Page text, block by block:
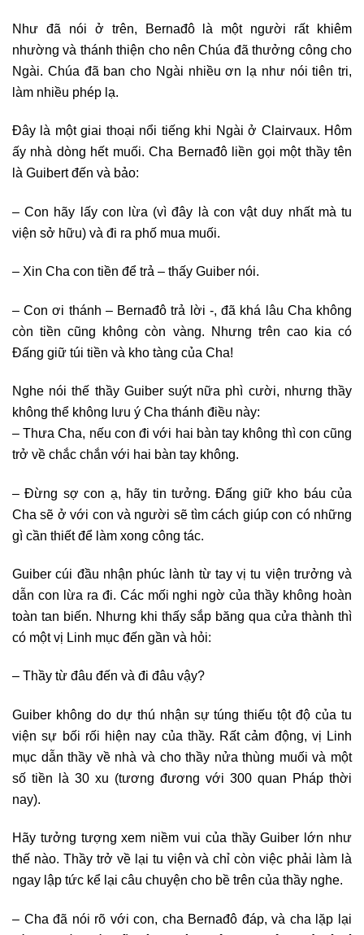
Như đã nói ở trên, Bernađô là một người rất khiêm
nhường và thánh thiện cho nên Chúa đã thưởng công cho
Ngài. Chúa đã ban cho Ngài nhiều ơn lạ như nói tiên tri,
làm nhiều phép lạ.
Đây là một giai thoại nổi tiếng khi Ngài ở Clairvaux. Hôm
ấy nhà dòng hết muối. Cha Bernađô liền gọi một thầy tên
là Guibert đến và bảo:
– Con hãy lấy con lừa (vì đây là con vật duy nhất mà tu
viện sở hữu) và đi ra phố mua muối.
– Xin Cha con tiền để trả – thấy Guiber nói.
– Con ơi thánh – Bernađô trả lời -, đã khá lâu Cha không
còn tiền cũng không còn vàng. Nhưng trên cao kia có
Đấng giữ túi tiền và kho tàng của Cha!
Nghe nói thế thầy Guiber suýt nữa phì cười, nhưng thầy
không thể không lưu ý Cha thánh điều này:
– Thưa Cha, nếu con đi với hai bàn tay không thì con cũng
trở về chắc chắn với hai bàn tay không.
– Đừng sợ con ạ, hãy tin tưởng. Đấng giữ kho báu của
Cha sẽ ở với con và người sẽ tìm cách giúp con có những
gì cần thiết để làm xong công tác.
Guiber cúi đầu nhận phúc lành từ tay vị tu viện trưởng và
dẫn con lừa ra đi. Các mối nghi ngờ của thầy không hoàn
toàn tan biến. Nhưng khi thấy sắp băng qua cửa thành thì
có một vị Linh mục đến gần và hỏi:
– Thầy từ đâu đến và đi đâu vậy?
Guiber không do dự thú nhận sự túng thiếu tột độ của tu
viện sự bối rối hiện nay của thầy. Rất cảm động, vị Linh
mục dẫn thầy về nhà và cho thầy nửa thùng muối và một
số tiền là 30 xu (tương đương với 300 quan Pháp thời
nay).
Hãy tưởng tượng xem niềm vui của thầy Guiber lớn như
thế nào. Thầy trở về lại tu viện và chỉ còn việc phải làm là
ngay lập tức kể lại câu chuyện cho bề trên của thầy nghe.
– Cha đã nói rõ với con, cha Bernađô đáp, và cha lặp lại